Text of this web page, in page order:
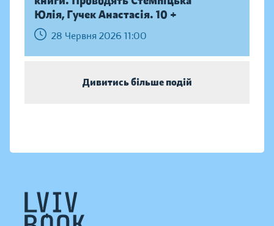
Юлія, Гучек Анастасія. 10 +
28 Червня 2026 11:00
Дивитись більше подій